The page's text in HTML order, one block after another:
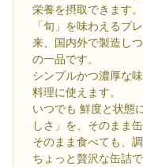
栄養を摂取できます。
「旬」を味わえるプ
来、国内外で製造し
の一品です。
シンプルかつ濃厚な
料理に使えます。
いつでも 鮮度と状態
しさ」を、そのまま
そのまま食べても、
ちょっと贅沢な缶詰